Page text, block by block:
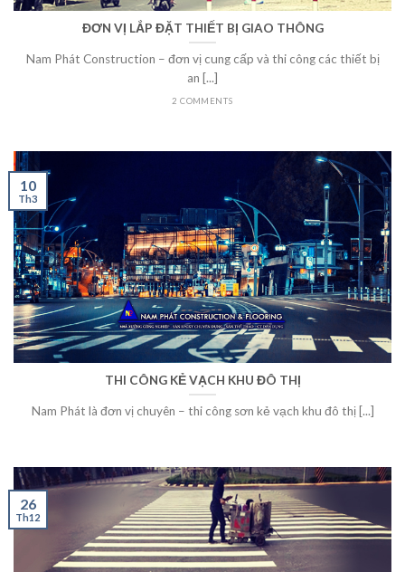
ĐƠN VỊ LẮP ĐẶT THIẾT BỊ GIAO THÔNG
Nam Phát Construction – đơn vị cung cấp và thi công các thiết bị
an [...]
2 COMMENTS
THI CÔNG KẺ VẠCH KHU ĐÔ THỊ
Nam Phát là đơn vị chuyên – thi công sơn kẻ vạch khu đô thị [...]
10
Th3
26
Th12